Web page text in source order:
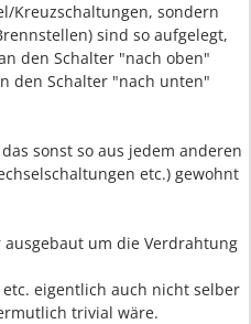
Kreuzschaltungen, sondern
sind so aufgelegt,
den Schalter "nach oben"
den Schalter "nach unten"
sonst so aus jedem anderen
etc.) gewohnt
um die Verdrahtung
eigentlich auch nicht selber
trivial wäre.